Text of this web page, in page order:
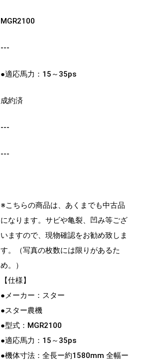
MGR2100
---
●適応馬力：15～35ps
成約済
---
---
※こちらの商品は、あくまでも中古品
になります。サビや亀裂、凹み等ござ
いますので、現物確認をお勧め致しま
す。（写真の枚数には限りがあるた
め。）
【仕様】
●メーカー：スター
●スター農機
●型式：MGR2100
●適応馬力：15～35ps
●機体寸法：全長ー約1580mm 全幅ー